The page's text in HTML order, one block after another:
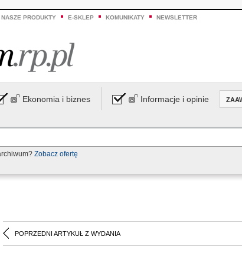
PRODUKTY E-SKLEP KOMUNIKATY NEWSLETTER
Ekonomia i biznes Informacje i opinie
Zobacz ofertę
POPRZEDNI ARTYKUŁ Z WYDANIA